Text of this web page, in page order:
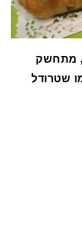
מתחשק
שטרודל